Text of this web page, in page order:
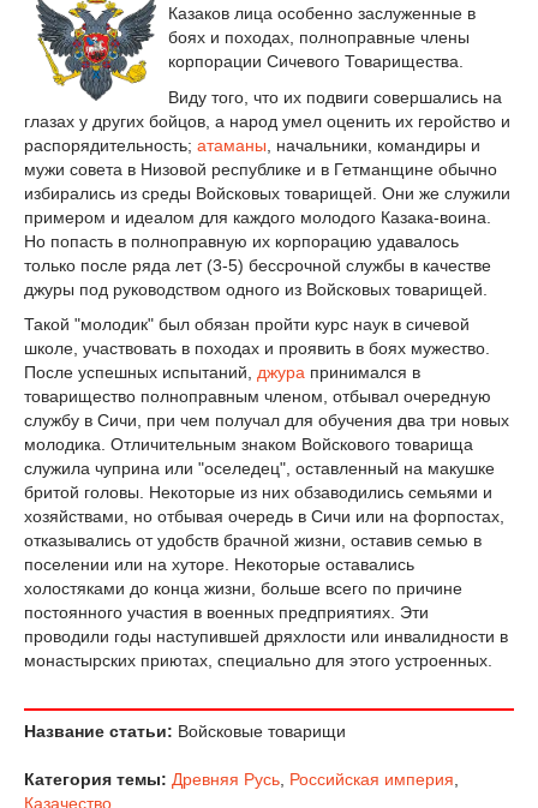
Казаков лица особенно заслуженные в
боях и походах, полноправные члены
корпорации Сичевого Товарищества.
Виду того, что их подвиги совершались на
глазах у других бойцов, а народ умел оценить их геройство и
распорядительность; атаманы , начальники, командиры и
мужи совета в Низовой республике и в Гетманщине обычно
избирались из среды Войсковых товарищей. Они же служили
примером и идеалом для каждого молодого Казака-воина.
Но попасть в полноправную их корпорацию удавалось
только после ряда лет (3-5) бессрочной службы в качестве
джуры под руководством одного из Войсковых товарищей.
Такой "молодик" был обязан пройти курс наук в сичевой
школе, участвовать в походах и проявить в боях мужество.
После успешных испытаний, джура принимался в
товарищество полноправным членом, отбывал очередную
службу в Сичи, при чем получал для обучения два три новых
молодика. Отличительным знаком Войскового товарища
служила чуприна или "оселедец", оставленный на макушке
бритой головы. Некоторые из них обзаводились семьями и
хозяйствами, но отбывая очередь в Сичи или на форпостах,
отказывались от удобств брачной жизни, оставив семью в
поселении или на хуторе. Некоторые оставались
холостяками до конца жизни, больше всего по причине
постоянного участия в военных предприятиях. Эти
проводили годы наступившей дряхлости или инвалидности в
монастырских приютах, специально для этого устроенных.
Название статьи: Войсковые товарищи
Категория темы: Древняя Русь Российская империя
Казачество